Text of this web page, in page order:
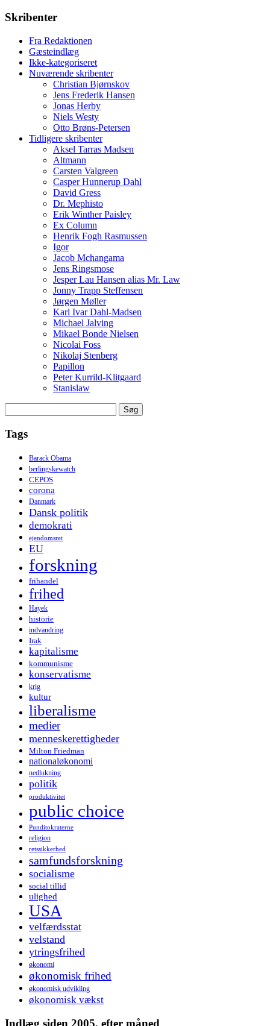
Skribenter
Fra Redaktionen
Gæsteindlæg
Ikke-kategoriseret
Nuværende skribenter
Christian Bjørnskov
Jens Frederik Hansen
Jonas Herby
Niels Westy
Otto Brøns-Petersen
Tidligere skribenter
Aksel Tarras Madsen
Altmann
Carsten Valgreen
Casper Hunnerup Dahl
David Gress
Dr. Mephisto
Erik Winther Paisley
Ex Column
Henrik Fogh Rasmussen
Igor
Jacob Mchangama
Jens Ringsmose
Jesper Lau Hansen alias Mr. Law
Jonny Trapp Steffensen
Jørgen Møller
Karl Ivar Dahl-Madsen
Michael Jalving
Mikael Bonde Nielsen
Nicolai Foss
Nikolaj Stenberg
Papillon
Peter Kurrild-Klitgaard
Stanislaw
efter:
Tags
Barack Obama
berlingskewatch
CEPOS
corona
Danmark
Dansk politik
demokrati
ejendomsret
EU
forskning
frihandel
frihed
Hayek
historie
indvandring
Irak
kapitalisme
kommunisme
konservatisme
krig
kultur
liberalisme
medier
menneskerettigheder
Milton Friedman
nationaløkonomi
nedlukning
politik
produktivitet
public choice
Punditokraterne
religion
retssikkerhed
samfundsforskning
socialisme
social tillid
ulighed
USA
velfærdsstat
velstand
ytringsfrihed
økonomi
økonomisk frihed
økonomisk udvikling
økonomisk vækst